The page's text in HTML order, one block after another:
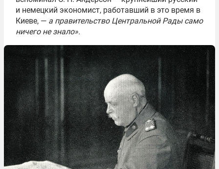
и немецкий экономист, работавший в это время в
Киеве, — а правительство Центральной Рады само
ничего не знало».